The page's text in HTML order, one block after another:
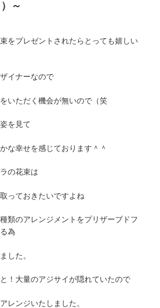
～
をプレゼントされたらとっても嬉しい
イナーなので
いただく機会が無いので（笑
を見て
な幸せを感じております＾＾
の花束は
っておきたいですよね
類のアレンジメントをプリザーブドフ
為
した。
！大量のアジサイが隠れていたので
レンジいたしました。